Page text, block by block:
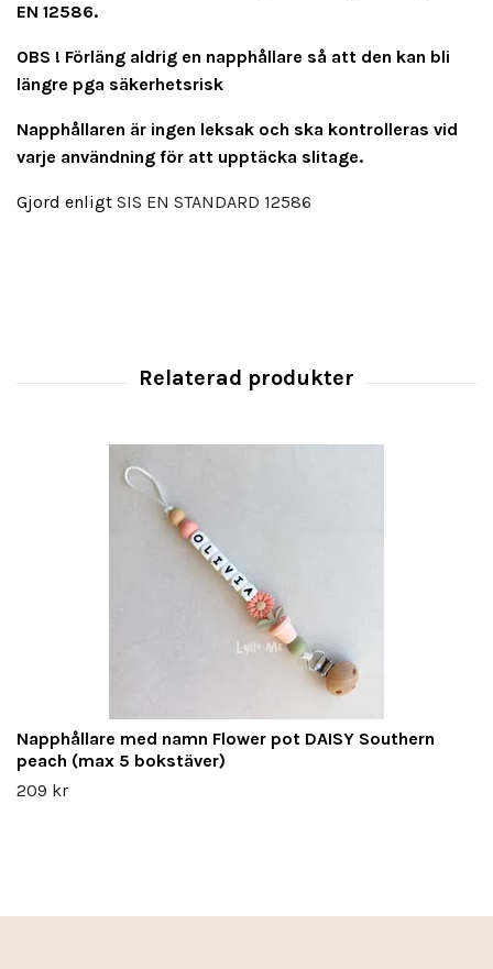
EN 12586.
OBS ! Förläng aldrig en napphållare så att den kan bli
längre pga säkerhetsrisk
Napphållaren är ingen leksak och ska kontrolleras vid
varje användning för att upptäcka slitage.
Gjord enligt SIS EN STANDARD 12586
Napphållare med namn Flower pot DAISY Southern
peach (max 5 bokstäver)
209 kr